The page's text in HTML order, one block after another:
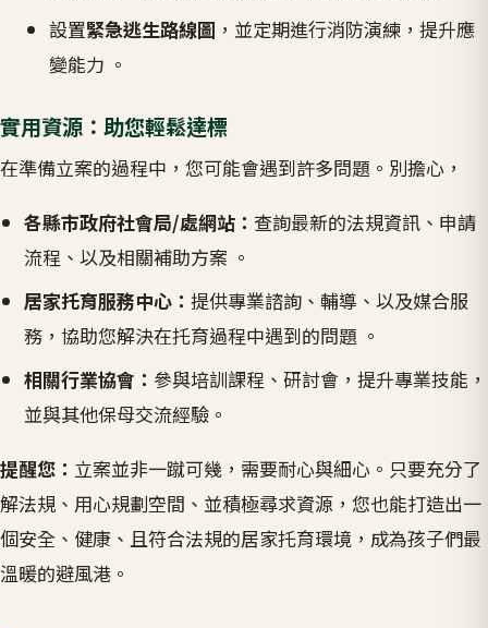
設置緊急逃生路線圖 ，並定期進行消防演練，提升應
變能力 。
實用資源：助您輕鬆達標
在準備立案的過程中，您可能會遇到許多問題。別擔心，
各縣市政府社會局/處網站： 查詢最新的法規資訊、申請
流程、以及相關補助方案 。
居家托育服務中心：提供專業諮詢、輔導、以及媒合服
務，協助您解決在托育過程中遇到的問題 。
相關行業協會： 參與培訓課程、研討會，提升專業技能，
並與其他保母交流經驗。
提醒您： 立案並非一蹴可幾，需要耐心與細心。只要充分了
解法規、用心規劃空間、並積極尋求資源，您也能打造出一
個安全、健康、且符合法規的居家托育環境，成為孩子們最
溫暖的避風港。